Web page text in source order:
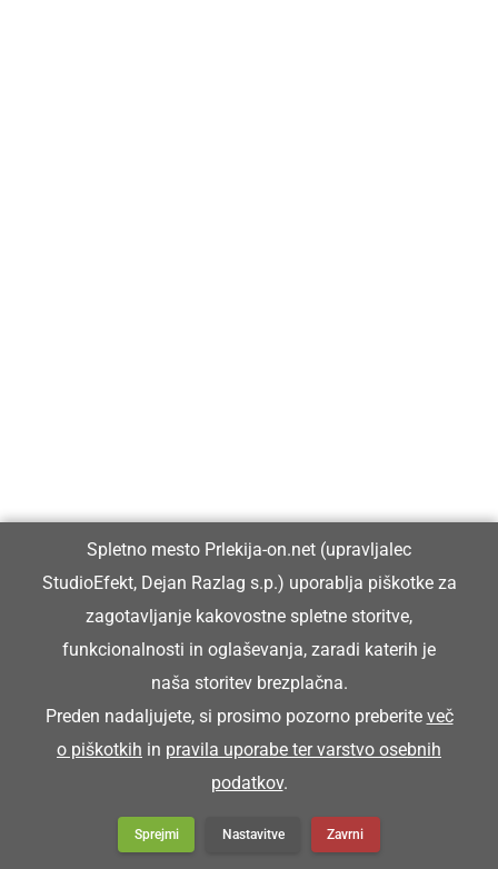
Spletno mesto Prlekija-on.net (upravljalec
StudioEfekt, Dejan Razlag s.p.) uporablja piškotke za
zagotavljanje kakovostne spletne storitve,
funkcionalnosti in oglaševanja, zaradi katerih je
naša storitev brezplačna.
Preden nadaljujete, si prosimo pozorno preberite več
o piškotkih in pravila uporabe ter varstvo osebnih
podatkov.
Sprejmi Nastavitve Zavrni